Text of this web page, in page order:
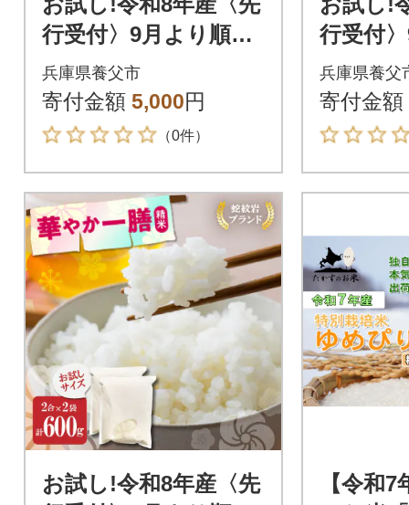
行受付〉9月より順次
発送【蛇紋岩ブラン
ド 別格米】計600g(2
合×2袋)
兵庫県養父市
寄付金額 5,000円
（0件）
行受付
発送送
ド 華や
g(2合×1
兵庫県養父
寄付金額
お試し!令和8年産〈先
【令和